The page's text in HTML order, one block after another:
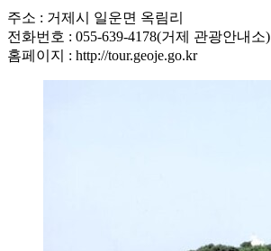
주소 : 거제시 일운면 옥림리
전화번호 : 055-639-4178(거제 관광안내소)
홈페이지 : http://tour.geoje.go.kr